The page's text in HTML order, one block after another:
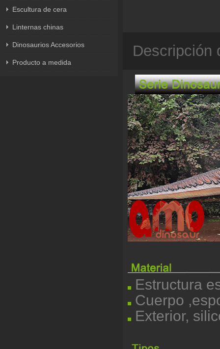
Escultura de cera
Linternas chinas
Dinosaurios Accesorios
Producto a medida
Descripción
Estructura
Cuerpo
Exterior,